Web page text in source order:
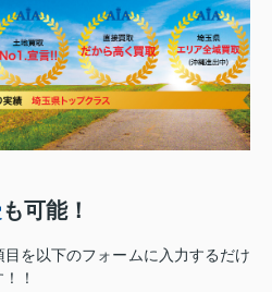
も可能！
を以下のフォームに入力するだけ
！